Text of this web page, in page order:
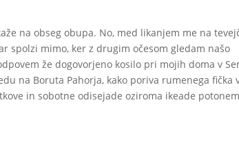
na obseg obupa. No, med likanjem me na
spolzi mimo, ker z drugim očesom gledam našo
že dogovorjeno kosilo pri mojih doma v
na Boruta Pahorja, kako poriva rumenega fička
in sobotne odisejade oziroma ikeade